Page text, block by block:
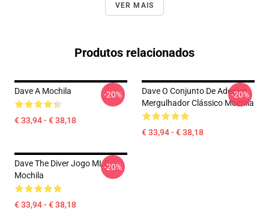
VER MAIS
Produtos relacionados
Dave A Mochila
€ 33,94 - € 38,18
-20%
Dave O Conjunto De Adesivo
Mergulhador Clássico Mochila
€ 33,94 - € 38,18
-20%
Dave The Diver Jogo MLG
Mochila
€ 33,94 - € 38,18
-20%